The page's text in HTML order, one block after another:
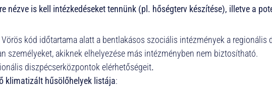
nézve is kell intézkedéseket tennünk (pl. hőségterv készítése), illetve a
kód időtartama alatt a bentlakásos szociális intézmények a
személyeket, akiknek elhelyezése más intézményben nem biztosítható.
diszpécserközpontok elérhetőségeit.
klimatizált hűsölőhelyek listája: